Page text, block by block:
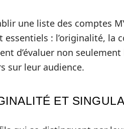
une liste des comptes
essentiels : l’originalité, la
d’évaluer non
sur leur audience.
ET